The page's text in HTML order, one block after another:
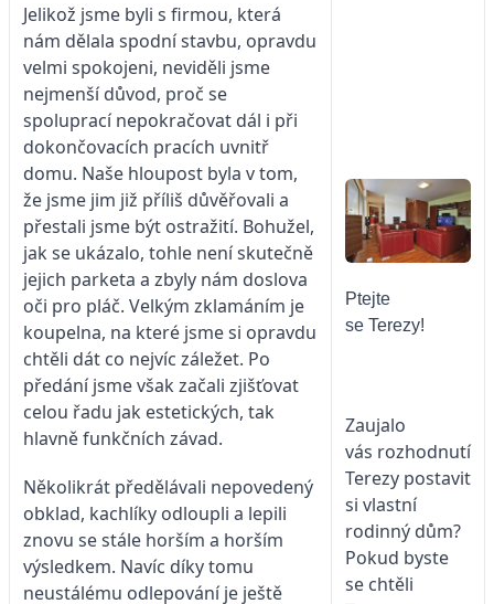
Jelikož jsme byli s firmou, která
nám dělala spodní stavbu, opravdu
velmi spokojeni, neviděli jsme
nejmenší důvod, proč se
spoluprací nepokračovat dál i při
dokončovacích pracích uvnitř
domu. Naše hloupost byla v tom,
že jsme jim již příliš důvěřovali a
přestali jsme být ostražití. Bohužel,
jak se ukázalo, tohle není skutečně
jejich parketa a zbyly nám doslova
oči pro pláč. Velkým zklamáním je
koupelna, na které jsme si opravdu
chtěli dát co nejvíc záležet. Po
předání jsme však začali zjišťovat
celou řadu jak estetických, tak
hlavně funkčních závad.
Několikrát předělávali nepovedený
obklad, kachlíky odloupli a lepili
znovu se stále horším a horším
výsledkem. Navíc díky tomu
neustálému odlepování je ještě
Ptejte
se Terezy!
Zaujalo
vás rozhodnutí
Terezy postavit
si vlastní
rodinný dům?
Pokud byste
se chtěli